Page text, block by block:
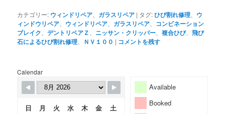
カテゴリー: ウィンドリペア ガラスリペア | タグ:ひび割れ修理
ウ
ィンドウリペア
ウィンドリペア ガラスリペア
コンビネーション
ブレイク 、デントリペアＺ ニッサン・クリッパー 、複合ひび、飛び
石によるひび割れ修理
ＮＶ１００ | コメントを残す
Calendar
Available
Booked
日 月 火 水 木 金
土